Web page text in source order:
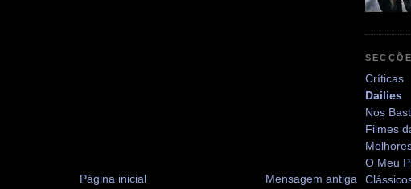
Mensagem antiga
Página inicial
Críticas
Dailies
Nos
Filmes
O Meu